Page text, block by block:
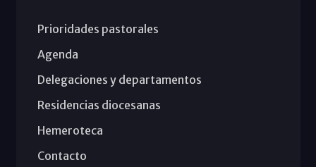
Prioridades pastorales
Agenda
Delegaciones y departamentos
Residencias diocesanas
Hemeroteca
Contacto